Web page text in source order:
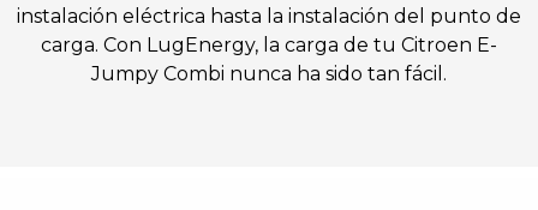
instalación eléctrica hasta la instalación del punto de
carga. Con LugEnergy, la carga de tu Citroen E-
Jumpy Combi nunca ha sido tan fácil.